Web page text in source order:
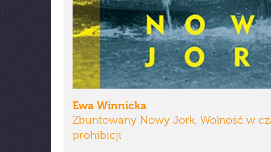
Ewa Winnicka
Zbuntowany Nowy Jork. Wolność w
prohibicji